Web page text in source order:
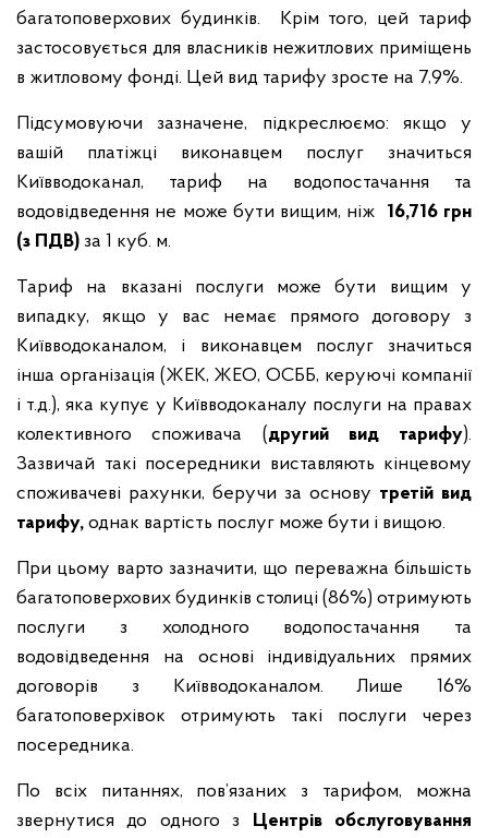
багатоповерхових будинків. Крім того, цей тариф
застосовується для власників нежитлових приміщень
в житловому фонді. Цей вид тарифу зросте на 7,9%.
Підсумовуючи зазначене, підкреслюємо: якщо у
вашій платіжці виконавцем послуг значиться
Київводоканал, тариф на водопостачання та
водовідведення не може бути вищим, ніж
16,716 грн
(з ПДВ) за 1 куб. м.
Тариф на вказані послуги може бути вищим у
випадку, якщо у вас немає прямого договору з
Київводоканалом, і виконавцем послуг значиться
інша організація (ЖЕК, ЖЕО, ОСББ, керуючі компанії
і т.д.), яка купує у Київводоканалу послуги на правах
колективного споживача (другий вид тарифу).
Зазвичай такі посередники виставляють кінцевому
споживачеві рахунки, беручи за основу третій вид
тарифу, однак вартість послуг може бути і вищою.
При цьому варто зазначити, що переважна більшість
багатоповерхових будинків столиці (86%) отримують
послуги з холодного водопостачання та
водовідведення на основі індивідуальних прямих
договорів з Київводоканалом. Лише 16%
багатоповерхівок отримують такі послуги через
посередника.
По всіх питаннях, пов’язаних з тарифом, можна
звернутися до одного з
Центрів обслуговування